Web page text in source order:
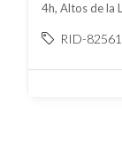
4h, Altos de la
RID-82561